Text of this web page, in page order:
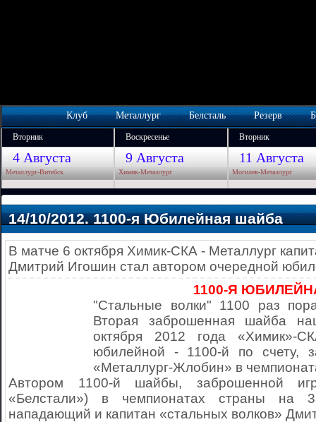
Клуб Металлург Белсталь Резерв
Вторник Воскресенье Вторник
4 Августа 9 Августа 11 Августа
Металлург-Витебск Химик-Металлург Могилев-Металлург
14/10/2012. 1100-я Юбилейная шайба
В матче 6 октября Химик-СКА - Металлург
Дмитрий Игошин стал автором очередной
1100-Я
"Стальные волки" 1100 раз
Вторая заброшенная шайба
октября 2012 года «Химик»-
юбилейной - 1100-й по счету,
«Металлург-Жлобин» в
Автором 1100-й шайбы, заброшенной
«Белстали») в чемпионатах страны на
нападающий и капитан «стальных волков»